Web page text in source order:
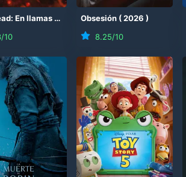
En llamas (2026
)
/10
Obsesión (2026 )
8.25/10